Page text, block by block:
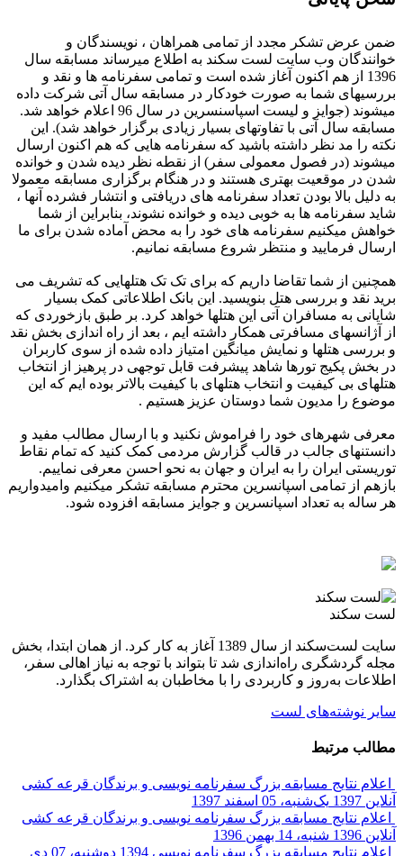
ضمن عرض تشکر مجدد از تمامی همراهان ، نویسندگان و
خوانندگان وب سایت لست سکند به اطلاع میرساند مسابقه سال
1396 از هم اکنون آغاز شده است و تمامی سفرنامه ها و نقد و
بررسیهای شما به صورت خودکار در مسابقه سال آتی شرکت داده
میشوند (جوایز و لیست اسپاسنسرین در سال 96 اعلام خواهد شد.
مسابقه سال آتی با تفاوتهای بسیار زیادی برگزار خواهد شد). این
نکته را مد نظر داشته باشید که سفرنامه هایی که هم اکنون ارسال
میشوند (در فصول معمولی سفر) از نقطه نظر دیده شدن و خوانده
شدن در موقعیت بهتری هستند و در هنگام برگزاری مسابقه معمولا
به دلیل بالا بودن تعداد سفرنامه های دریافتی و انتشار فشرده آنها ،
شاید سفرنامه ها به خوبی دیده و خوانده نشوند، بنابراین از شما
خواهش میکنیم سفرنامه های خود را به محض آماده شدن برای ما
ارسال فرمایید و منتظر شروع مسابقه نمانیم.
همچنین از شما تقاضا داریم که برای تک تک هتلهایی که تشریف می
برید نقد و بررسی هتل بنویسید. این بانک اطلاعاتی کمک بسیار
شایانی به مسافران آتی این هتلها خواهد کرد. بر طبق بازخوردی که
از آژانسهای مسافرتی همکار داشته ایم ، بعد از راه اندازی بخش نقد
و بررسی هتلها و نمایش میانگین امتیاز داده شده از سوی کاربران
در بخش پکیج تورها شاهد پیشرفت قابل توجهی در پرهیز از انتخاب
هتلهای بی کیفیت و انتخاب هتلهای با کیفیت بالاتر بوده ایم که این
موضوع را مدیون شما دوستان عزیز هستیم .
معرفی شهرهای خود را فراموش نکنید و با ارسال مطالب مفید و
دانستنهای جالب در قالب گزارش مردمی کمک کنید که تمام نقاط
توریستی ایران را به ایران و جهان به نحو احسن معرفی نماییم.
بازهم از تمامی اسپانسرین محترم مسابقه تشکر میکنیم وامیدواریم
هر ساله به تعداد اسپانسرین و جوایز مسابقه افزوده شود.
لست سکند
سایت لست‌سکند از سال 1389 آغاز به کار کرد. از همان ابتدا، بخش
مجله گردشگری راه‌اندازی شد تا بتواند با توجه به نیاز اهالی سفر،
اطلاعات به‌روز و کاربردی را با مخاطبان به اشتراک بگذارد.
سایر نوشته‌های لست
مطالب مرتبط
اعلام نتایج مسابقه بزرگ سفرنامه نویسی و برندگان قرعه کشی
آنلاین 1397
یک‌شنبه، 05 اسفند 1397
اعلام نتایج مسابقه بزرگ سفرنامه نویسی و برندگان قرعه کشی
آنلاین 1396
شنبه، 14 بهمن 1396
اعلام نتایج مسابقه بزرگ سفرنامه نویسی 1394
دوشنبه، 07 دی